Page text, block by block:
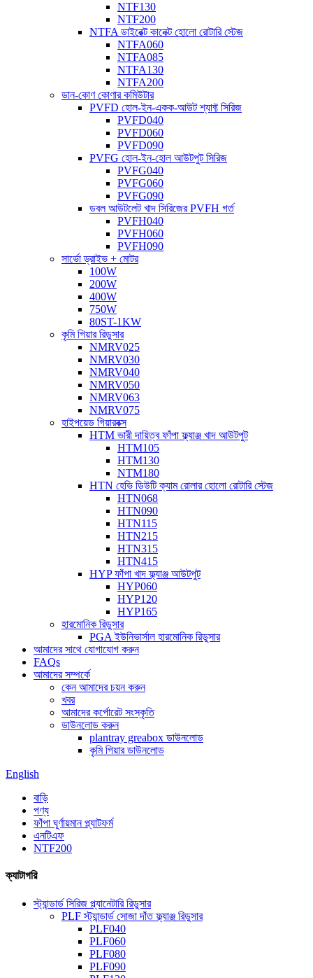
NTF130
NTF200
NTFA ডাইরেক্ট কানেক্ট হোলো রোটারি স্টেজ
NTFA060
NTFA085
NTFA130
NTFA200
ডান-কোণ কোণার কমিউটার
PVFD হোল-ইন-একক-আউট শ্যাফ্ট সিরিজ
PVFD040
PVFD060
PVFD090
PVFG হোল-ইন-হোল আউটপুট সিরিজ
PVFG040
PVFG060
PVFG090
ডবল আউটলেট খাদ সিরিজের PVFH গর্ত
PVFH040
PVFH060
PVFH090
সার্ভো ড্রাইভ + মোটর
100W
200W
400W
750W
80ST-1KW
কৃমি গিয়ার রিডুসার
NMRV025
NMRV030
NMRV040
NMRV050
NMRV063
NMRV075
হাইপয়েড গিয়ারবক্স
HTM ভারী দায়িত্ব ফাঁপা ফ্ল্যাঞ্জ খাদ আউটপুট
HTM105
HTM130
NTM180
HTN হেভি ডিউটি ​​ক্যাম রোলার হোলো রোটারি স্টেজ
HTN068
HTN090
HTN115
HTN215
HTN315
HTN415
HYP ফাঁপা খাদ ফ্ল্যাঞ্জ আউটপুট
HYP060
HYP120
HYP165
হারমোনিক রিডুসার
PGA ইউনিভার্সাল হারমোনিক রিডুসার
আমাদের সাথে যোগাযোগ করুন
FAQs
আমাদের সম্পর্কে
কেন আমাদের চয়ন করুন
খবর
আমাদের কর্পোরেট সংস্কৃতি
ডাউনলোড করুন
plantray greabox ডাউনলোড
কৃমি গিয়ার ডাউনলোড
English
বাড়ি
পণ্য
ফাঁপা ঘূর্ণায়মান প্ল্যাটফর্ম
এনটিএফ
NTF200
ক্যাটাগরি
স্ট্যান্ডার্ড সিরিজ প্ল্যানেটারি রিডুসার
PLF স্ট্যান্ডার্ড সোজা দাঁত ফ্ল্যাঞ্জ রিডুসার
PLF040
PLF060
PLF080
PLF090